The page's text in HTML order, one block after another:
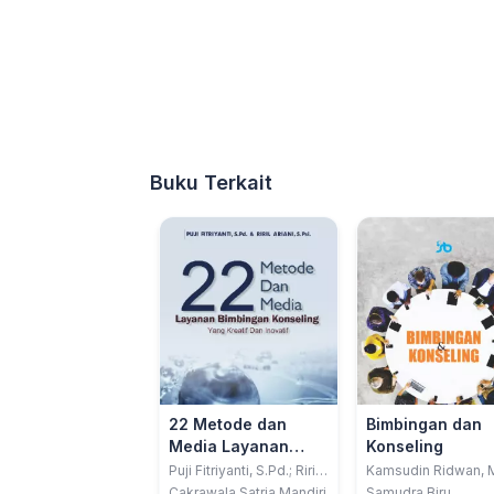
Buku Terkait
22 Metode dan
Media Layanan
Bimbingan
Konseling yang
Puji Fitriyanti, S.Pd.; Riril
Ariani, S.Psi.
Bimbingan dan
Konseling
Kamsudin Ridwan,
; Fransiskus Xaverius